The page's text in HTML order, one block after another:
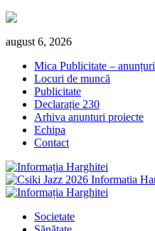
Skip
content
august 6, 2026
Mica Publicitate – anunțuri
Locuri de muncă
Publicitate
Declarație 230
Arhiva anunturi proiecte
Echipa
Contact
Primary
Societate